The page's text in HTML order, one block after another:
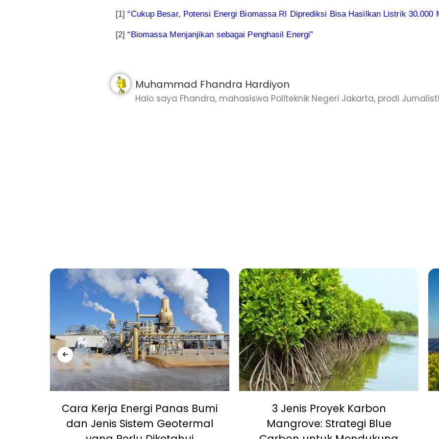
[1]“Cukup Besar, Potensi Energi Biomassa RI Diprediksi Bisa Hasilkan Listrik 30.000
[2]“Biomassa Menjanjikan sebagai Penghasil Energi”
Muhammad Fhandra Hardiyon
Halo saya Fhandra, mahasiswa Politeknik Negeri Jakarta, prodi
Cara Kerja Energi Panas Bumi
dan Jenis Sistem Geotermal
3 Jenis Proyek Karbon
Mangrove: Strategi Blue